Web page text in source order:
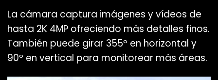
La cámara captura imágenes y vídeos de
hasta 2K 4MP ofreciendo más detalles finos.
También puede girar 355º en horizontal y
90º en vertical para monitorear más áreas.